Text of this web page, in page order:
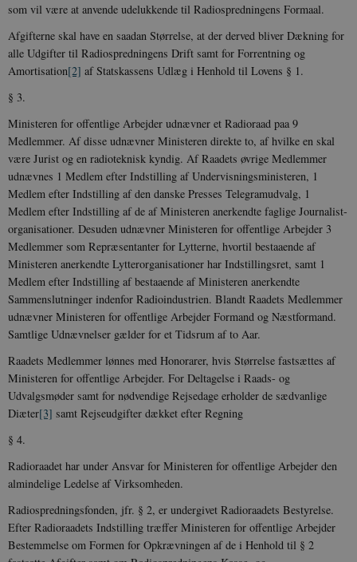
som vil være at anvende udelukkende til Radiospredningens Formaal.
Afgifterne skal have en saadan Størrelse, at der derved bliver Dækning for
alle Udgifter til Radiospredningens Drift samt for Forrentning og
Amortisation[2] af Statskassens Udlæg i Henhold til Lovens § 1.
§ 3.
Ministeren for offentlige Arbejder udnævner et Radioraad paa 9
Medlemmer. Af disse udnævner Ministeren direkte to, af hvilke en skal
være Jurist og en radioteknisk kyndig. Af Raadets øvrige Medlemmer
udnævnes 1 Medlem efter Indstilling af Undervisningsministeren, 1
Medlem efter Indstilling af den danske Presses Telegramudvalg, 1
Medlem efter Indstilling af de af Ministeren anerkendte faglige Journalist-
organisationer. Desuden udnævner Ministeren for offentlige Arbejder 3
Medlemmer som Repræsentanter for Lytterne, hvortil bestaaende af
Ministeren anerkendte Lytterorganisationer har Indstillingsret, samt 1
Medlem efter Indstilling af bestaaende af Ministeren anerkendte
Sammenslutninger indenfor Radioindustrien. Blandt Raadets Medlemmer
udnævner Ministeren for offentlige Arbejder Formand og Næstformand.
Samtlige Udnævnelser gælder for et Tidsrum af to Aar.
Raadets Medlemmer lønnes med Honorarer, hvis Størrelse fastsættes af
Ministeren for offentlige Arbejder. For Deltagelse i Raads- og
Udvalgsmøder samt for nødvendige Rejsedage erholder de sædvanlige
Diæter[3] samt Rejseudgifter dækket efter Regning
§ 4.
Radioraadet har under Ansvar for Ministeren for offentlige Arbejder den
almindelige Ledelse af Virksomheden.
Radiospredningsfonden, jfr. § 2, er undergivet Radioraadets Bestyrelse.
Efter Radioraadets Indstilling træffer Ministeren for offentlige Arbejder
Bestemmelse om Formen for Opkrævningen af de i Henhold til § 2